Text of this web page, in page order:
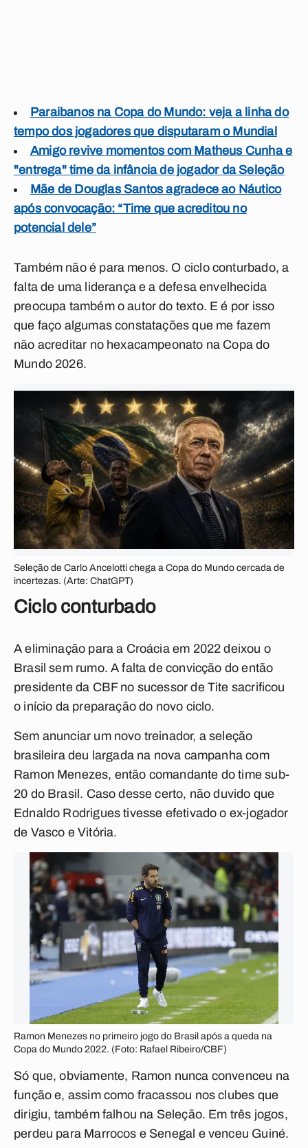
Paraibanos na Copa do Mundo: veja a linha do
tempo dos jogadores que disputaram o Mundial
Amigo revive momentos com Matheus Cunha e
"entrega" time da infância de jogador da Seleção
Mãe de Douglas Santos agradece ao Náutico
após convocação: “Time que acreditou no
potencial dele”
Também não é para menos. O ciclo conturbado, a
falta de uma liderança e a defesa envelhecida
preocupa também o autor do texto. E é por isso
que faço algumas constatações que me fazem
não acreditar no hexacampeonato na Copa do
Mundo 2026.
Seleção de Carlo Ancelotti chega a Copa do Mundo cercada de
incertezas. (Arte: ChatGPT)
Ciclo conturbado
A eliminação para a Croácia em 2022 deixou o
Brasil sem rumo. A falta de convicção do então
presidente da CBF no sucessor de Tite sacrificou
o início da preparação do novo ciclo.
Sem anunciar um novo treinador, a seleção
brasileira deu largada na nova campanha com
Ramon Menezes, então comandante do time sub-
20 do Brasil. Caso desse certo, não duvido que
Ednaldo Rodrigues tivesse efetivado o ex-jogador
de Vasco e Vitória.
Ramon Menezes no primeiro jogo do Brasil após a queda na
Copa do Mundo 2022. (Foto: Rafael Ribeiro/CBF)
Só que, obviamente, Ramon nunca convenceu na
função e, assim como fracassou nos clubes que
dirigiu, também falhou na Seleção. Em três jogos,
perdeu para Marrocos e Senegal e venceu Guiné.